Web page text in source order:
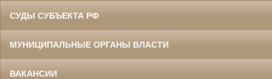
СУДЫ СУБЪЕКТА РФ
МУНИЦИПАЛЬНЫЕ ОРГАНЫ ВЛАСТИ
ВАКАНСИИ